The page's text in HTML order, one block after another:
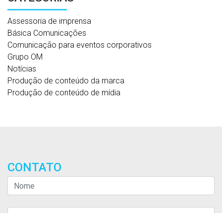
Assessoria de imprensa
Básica Comunicações
Comunicação para eventos corporativos
Grupo OM
Notícias
Produção de conteúdo da marca
Produção de conteúdo de mídia
CONTATO